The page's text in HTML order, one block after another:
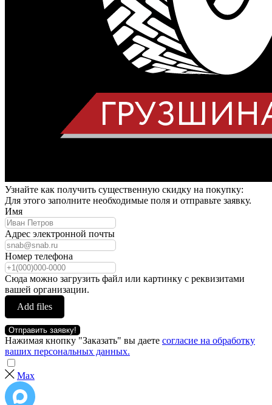
Узнайте как получить существенную скидку на покупку:
Для этого заполните необходимые поля и отправьте заявку.
Имя
Адрес электронной почты
Номер телефона
Сюда можно загрузить файл или картинку с реквизитами
вашей организации.
Add files
Отправить заявку!
Нажимая кнопку "Заказать" вы даете согласие на обработку
ваших персональных данных.
Max